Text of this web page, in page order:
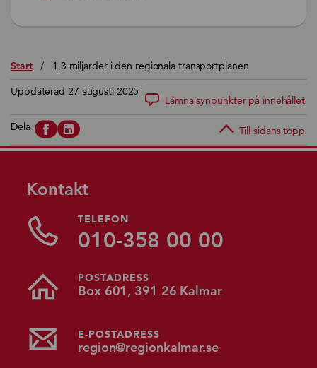
Start /
1,3 miljarder i den regionala transportplanen
Uppdaterad 27 augusti 2025
Lämna synpunkter på innehållet
Dela Till sidans topp
Kontakt
TELEFON
010-358 00 00
POSTADRESS
Box 601, 391 26 Kalmar
E-POSTADRESS
region@regionkalmar.se